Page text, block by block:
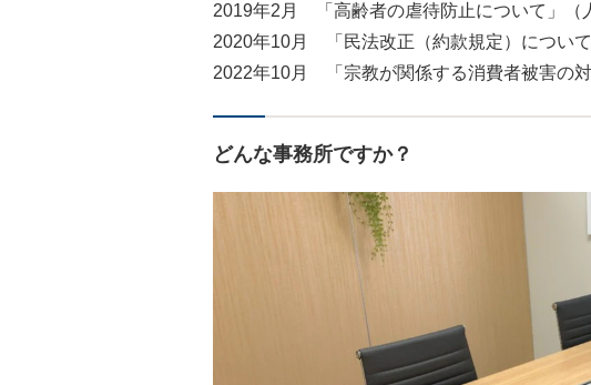
2019年2月 「高齢者の虐待防止について」（
2020年10月 「民法改正（約款規定）について
2022年10月 「宗教が関係する消費者被害の
どんな事務所ですか？